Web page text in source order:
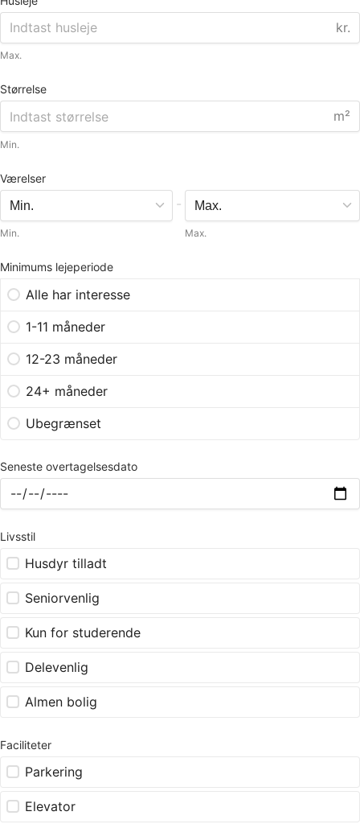
kr.
Max.
Størrelse
m²
Min.
Værelser
Min.
-
Max.
Minimums lejeperiode
Alle har interesse
1-11 måneder
12-23 måneder
24+ måneder
Ubegrænset
Seneste overtagelsesdato
Livsstil
Husdyr tilladt
Seniorvenlig
Kun for studerende
Delevenlig
Almen bolig
Faciliteter
Parkering
Elevator